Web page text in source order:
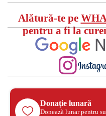
Alătură-te pe
pentru a fi la
Donație lunară
Donează lunar pentru